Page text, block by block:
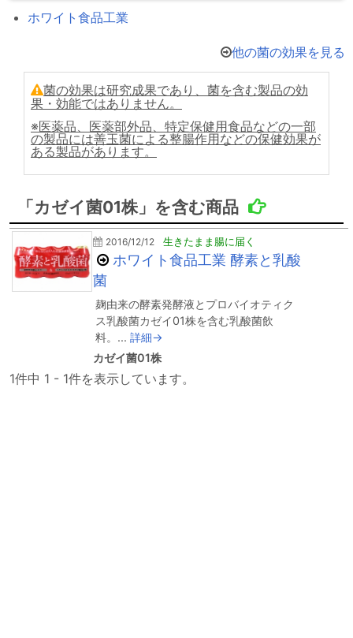
ホワイト食品工業
他の菌の効果を見る
菌の効果は研究成果であり、菌を含む製品の効
果・効能ではありません。
※医薬品、医薬部外品、特定保健用食品などの一部
の製品には善玉菌による整腸作用などの保健効果が
ある製品があります。
「カゼイ菌01株」を含む商品
2016/12/12 生きたまま腸に届く
ホワイト食品工業 酵素と乳酸
菌
麹由来の酵素発酵液とプロバイオティク
ス乳酸菌カゼイ01株を含む乳酸菌飲
料。... 詳細→
カゼイ菌01株
1件中 1 - 1件を表示しています。